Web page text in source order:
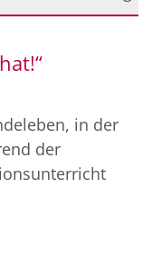
in der
der